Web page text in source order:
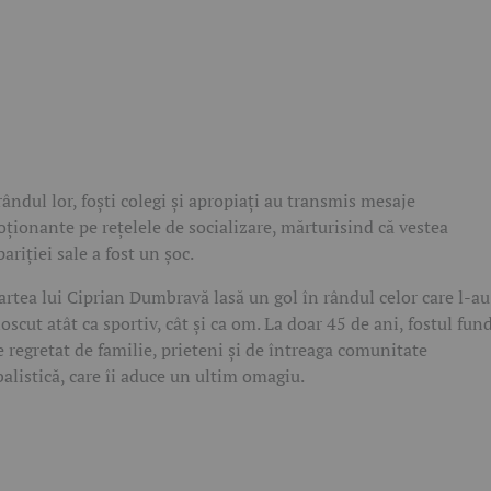
lor, foști colegi și apropiați au transmis mesaje
pe rețelele de socializare, mărturisind că vestea
sale a fost un șoc.
lui Ciprian Dumbravă lasă un gol în rândul celor care l-au
atât ca sportiv, cât și ca om. La doar 45 de ani, fostul
regretat de familie, prieteni și de întreaga comunitate
care îi aduce un ultim omagiu.